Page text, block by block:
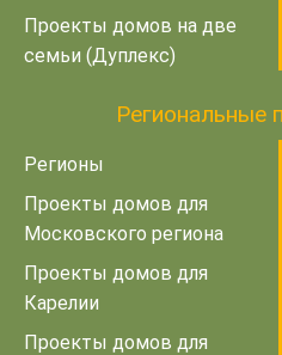
Проекты домов на две
семьи (Дуплекс)
Региональные
Регионы
Проекты домов для
Московского региона
Проекты домов для
Карелии
Проекты домов для